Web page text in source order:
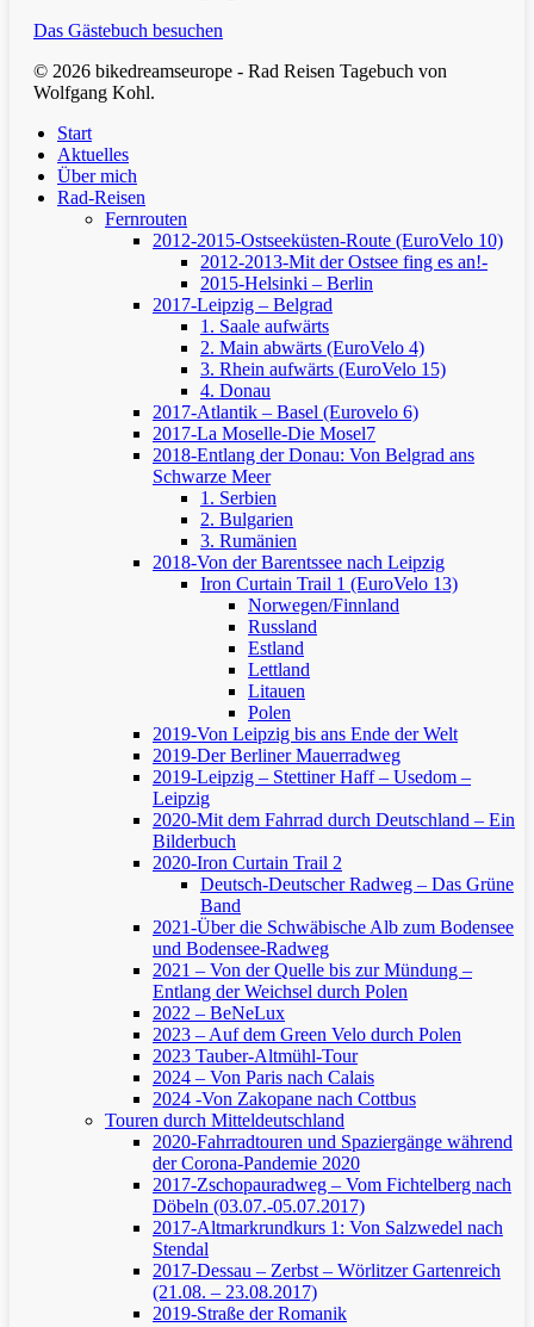
Das Gästebuch besuchen
© 2026 bikedreamseurope - Rad Reisen Tagebuch von
Wolfgang Kohl.
Start
Aktuelles
Über mich
Rad-Reisen
Fernrouten
2012-2015-Ostseeküsten-Route (EuroVelo 10)
2012-2013-Mit der Ostsee fing es an!-
2015-Helsinki – Berlin
2017-Leipzig – Belgrad
1. Saale aufwärts
2. Main abwärts (EuroVelo 4)
3. Rhein aufwärts (EuroVelo 15)
4. Donau
2017-Atlantik – Basel (Eurovelo 6)
2017-La Moselle-Die Mosel7
2018-Entlang der Donau: Von Belgrad ans
Schwarze Meer
1. Serbien
2. Bulgarien
3. Rumänien
2018-Von der Barentssee nach Leipzig
Iron Curtain Trail 1 (EuroVelo 13)
Norwegen/Finnland
Russland
Estland
Lettland
Litauen
Polen
2019-Von Leipzig bis ans Ende der Welt
2019-Der Berliner Mauerradweg
2019-Leipzig – Stettiner Haff – Usedom –
Leipzig
2020-Mit dem Fahrrad durch Deutschland – Ein
Bilderbuch
2020-Iron Curtain Trail 2
Deutsch-Deutscher Radweg – Das Grüne
Band
2021-Über die Schwäbische Alb zum Bodensee
und Bodensee-Radweg
2021 – Von der Quelle bis zur Mündung –
Entlang der Weichsel durch Polen
2022 – BeNeLux
2023 – Auf dem Green Velo durch Polen
2023 Tauber-Altmühl-Tour
2024 – Von Paris nach Calais
2024 -Von Zakopane nach Cottbus
Touren durch Mitteldeutschland
2020-Fahrradtouren und Spaziergänge während
der Corona-Pandemie 2020
2017-Zschopauradweg – Vom Fichtelberg nach
Döbeln (03.07.-05.07.2017)
2017-Altmarkrundkurs 1: Von Salzwedel nach
Stendal
2017-Dessau – Zerbst – Wörlitzer Gartenreich
(21.08. – 23.08.2017)
2019-Straße der Romanik